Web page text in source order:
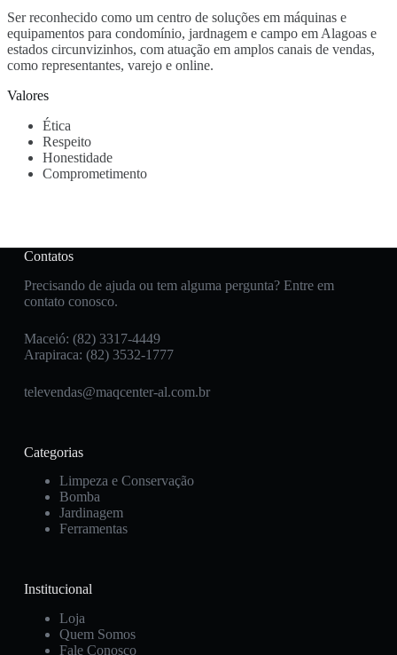
Ser reconhecido como um centro de soluções em máquinas e
equipamentos para condomínio, jardnagem e campo em Alagoas e
estados circunvizinhos, com atuação em amplos canais de vendas,
como representantes, varejo e online.
Valores
Ética
Respeito
Honestidade
Comprometimento
Contatos
Precisando de ajuda ou tem alguma pergunta? Entre em
contato conosco.
Maceió: (82) 3317-4449
Arapiraca: (82) 3532-1777
televendas@maqcenter-al.com.br
Categorias
Limpeza e Conservação
Bomba
Jardinagem
Ferramentas
Institucional
Loja
Quem Somos
Fale Conosco